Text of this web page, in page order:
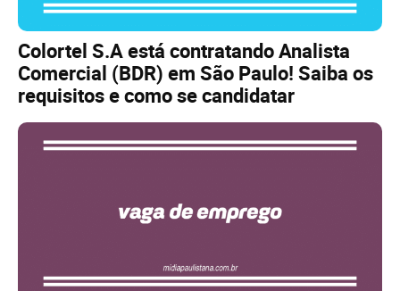
Colortel S.A está contratando Analista
Comercial (BDR) em São Paulo! Saiba os
requisitos e como se candidatar